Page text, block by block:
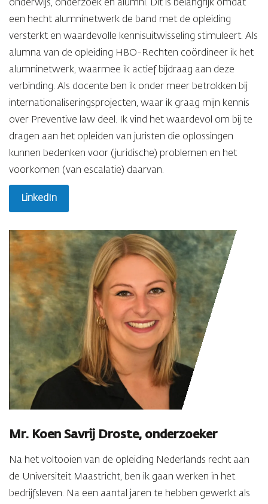
onderwijs, onderzoek en alumni. Dit is belangrijk omdat
een hecht alumninetwerk de band met de opleiding
versterkt en waardevolle kennisuitwisseling stimuleert. Als
alumna van de opleiding HBO-Rechten coördineer ik het
alumninetwerk, waarmee ik actief bijdraag aan deze
verbinding. Als docente ben ik onder meer betrokken bij
internationaliseringsprojecten, waar ik graag mijn kennis
over Preventive law deel. Ik vind het waardevol om bij te
dragen aan het opleiden van juristen die oplossingen
kunnen bedenken voor (juridische) problemen en het
voorkomen (van escalatie) daarvan.
LinkedIn
Mr. Koen Savrij Droste, onderzoeker
Na het voltooien van de opleiding Nederlands recht aan
de Universiteit Maastricht, ben ik gaan werken in het
bedrijfsleven. Na een aantal jaren te hebben gewerkt als